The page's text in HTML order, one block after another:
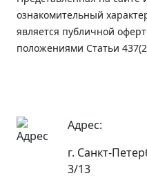
ознакомительный
является публичной
положениями Статьи
Адрес:
г. Санкт-
3/13